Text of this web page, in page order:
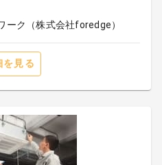
ーク（株式会社foredge）
を見る